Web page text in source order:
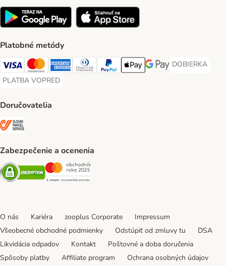
Platobné metódy
Visa Payment Method
Mastercard Payment Method
American Express Payment Method
Diners Club Payment Method
PayPal Payment Method
Apple Pay Payment Method
Google Pay Payment
DOBIERKA
DOBIERKA
PLATBA VOPRED
PLATBA VOPRED Payment Method
Doručovatelia
Zabezpečenie a ocenenia
Security Security
O nás Kariéra zooplus Corporate
Impressum
Všeobecné obchodné podmienky
Odstúpiť od zmluvy tu
DSA
Likvidácia odpadov
Kontakt
Poštovné a doba doručenia
Spôsoby platby
Affiliate program Ochrana osobných údajov